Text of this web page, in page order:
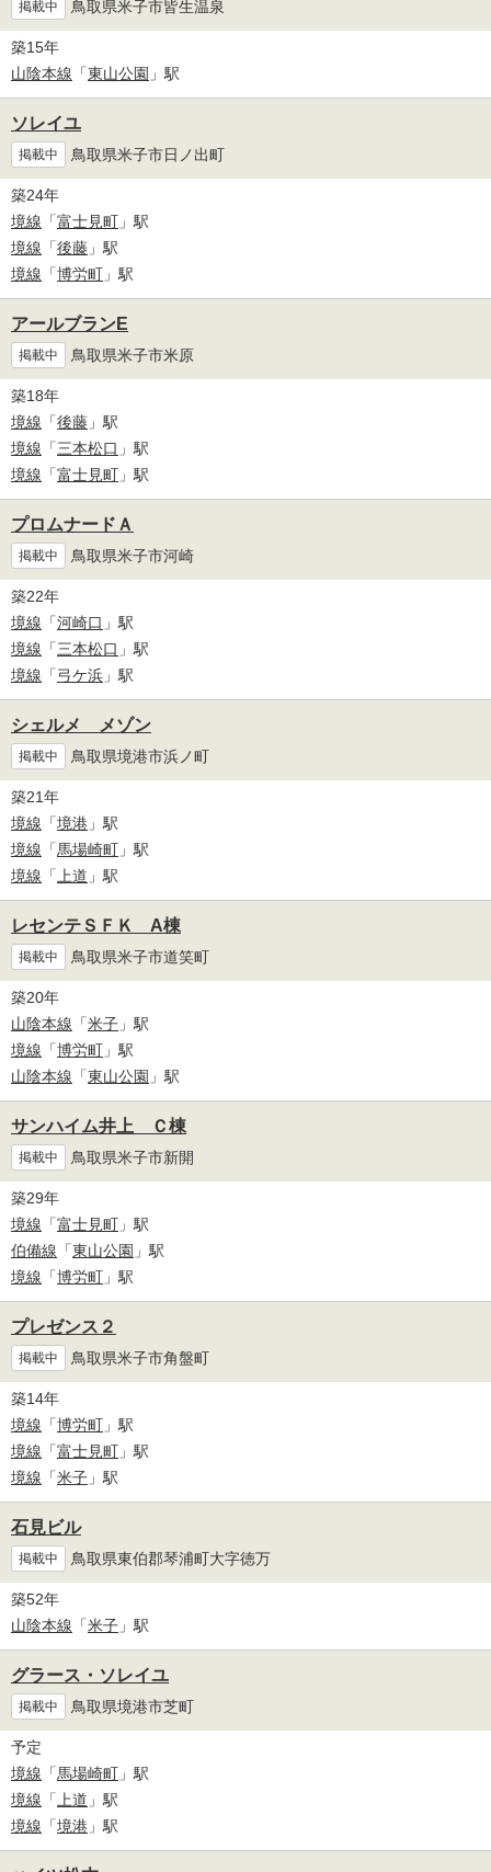
掲載中 鳥取県米子市皆生温泉
築15年
山陰本線 「東山公園 」駅
ソレイユ
掲載中 鳥取県米子市日ノ出町
築24年
境線 「富士見町 」駅
境線 「後藤 」駅
境線 「博労町 」駅
アールブランE
掲載中 鳥取県米子市米原
築18年
境線 「後藤 」駅
境線 「三本松口 」駅
境線 「富士見町 」駅
プロムナードＡ
掲載中 鳥取県米子市河崎
築22年
境線 「河崎口 」駅
境線 「三本松口 」駅
境線 「弓ケ浜 」駅
シェルメ メゾン
掲載中 鳥取県境港市浜ノ町
築21年
境線 「境港 」駅
境線 「馬場崎町 」駅
境線 「上道 」駅
レセンテＳＦＫ A棟
掲載中 鳥取県米子市道笑町
築20年
山陰本線 「米子 」駅
境線 「博労町 」駅
山陰本線 「東山公園 」駅
サンハイム井上 Ｃ棟
掲載中 鳥取県米子市新開
築29年
境線 「富士見町 」駅
伯備線 「東山公園 」駅
境線 「博労町 」駅
プレゼンス２
掲載中 鳥取県米子市角盤町
築14年
境線 「博労町 」駅
境線 「富士見町 」駅
境線 「米子 」駅
石見ビル
掲載中 鳥取県東伯郡琴浦町大字徳万
築52年
山陰本線 「米子 」駅
グラース・ソレイユ
掲載中 鳥取県境港市芝町
予定
境線 「馬場崎町 」駅
境線 「上道 」駅
境線 「境港 」駅